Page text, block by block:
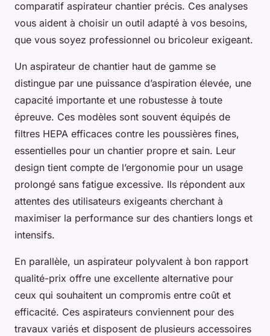
comparatif aspirateur chantier précis. Ces analyses
vous aident à choisir un outil adapté à vos besoins,
que vous soyez professionnel ou bricoleur exigeant.
Un aspirateur de chantier haut de gamme se
distingue par une puissance d’aspiration élevée, une
capacité importante et une robustesse à toute
épreuve. Ces modèles sont souvent équipés de
filtres HEPA efficaces contre les poussières fines,
essentielles pour un chantier propre et sain. Leur
design tient compte de l’ergonomie pour un usage
prolongé sans fatigue excessive. Ils répondent aux
attentes des utilisateurs exigeants cherchant à
maximiser la performance sur des chantiers longs et
intensifs.
En parallèle, un aspirateur polyvalent à bon rapport
qualité-prix offre une excellente alternative pour
ceux qui souhaitent un compromis entre coût et
efficacité. Ces aspirateurs conviennent pour des
travaux variés et disposent de plusieurs accessoires